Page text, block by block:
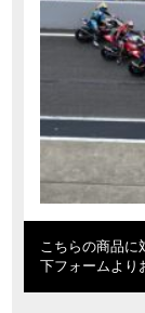
こちらの商品に
下フォームより